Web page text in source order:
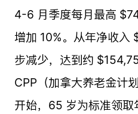
4-6 月季度每月最高
增加 10%。从年净收入
步减少，达到约
CPP（加拿大养老金计
开始，65 岁为标准领